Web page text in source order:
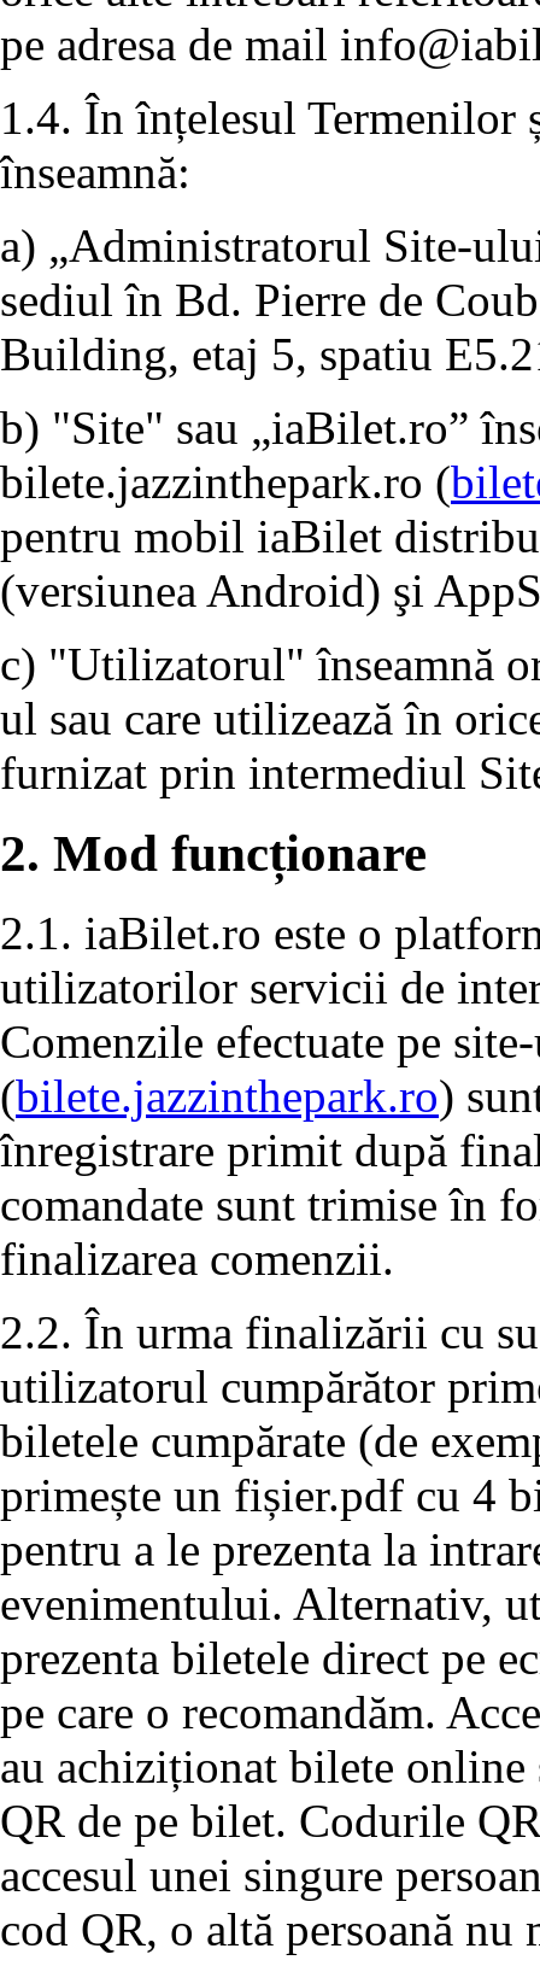
pe adresa de mail
1.4. În înțelesul
înseamnă:
a) „Administratorul Site-
sediul în Bd. Pierre de
Building, etaj 5, spatiu
b) "Site" sau „iaBilet.ro”
bilete.jazzinthepark.ro (
pentru mobil iaBilet
(versiunea Android) şi
c) "Utilizatorul" înseamnă
ul sau care utilizează în
furnizat prin intermediul
2. Mod funcționare
2.1. iaBilet.ro este o
utilizatorilor servicii de
Comenzile efectuate pe
(bilete.jazzinthepark.ro)
înregistrare primit după
comandate sunt trimise în
finalizarea comenzii.
2.2. În urma finalizării cu
utilizatorul cumpărător
biletele cumpărate (de
primește un fișier.pdf cu 4
pentru a le prezenta la
evenimentului. Alternativ,
prezenta biletele direct pe
pe care o recomandăm.
au achiziționat bilete online
QR de pe bilet. Codurile
accesul unei singure
cod QR, o altă persoană nu